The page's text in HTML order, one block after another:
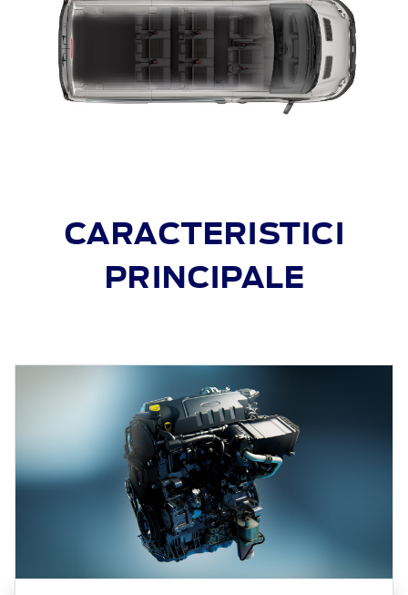
CARACTERISTICI
PRINCIPALE